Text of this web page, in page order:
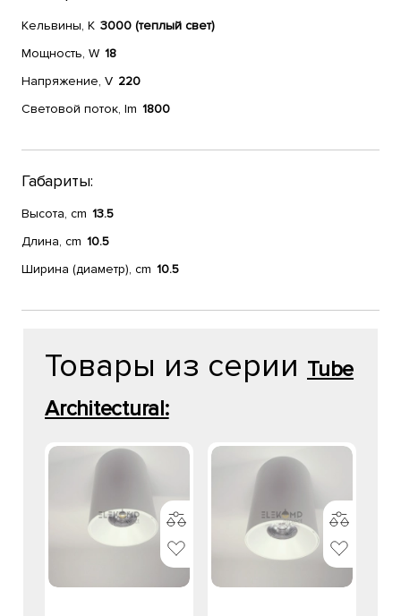
Кельвины, К 3000 (теплый свет)
Мощность, W 18
Напряжение, V 220
Световой поток, lm 1800
Габариты:
Высота, cm 13.5
Длина, cm 10.5
Ширина (диаметр), cm 10.5
Товары из серии Tube
Architectural: